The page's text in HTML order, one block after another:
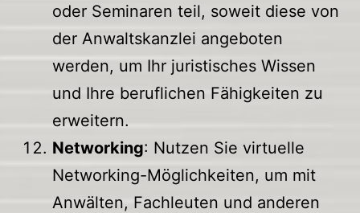
oder Seminaren teil, soweit diese von
der Anwaltskanzlei angeboten
werden, um Ihr juristisches Wissen
und Ihre beruflichen Fähigkeiten zu
erweitern.
Networking: Nutzen Sie virtuelle
Networking-Möglichkeiten, um mit
Anwälten, Fachleuten und anderen